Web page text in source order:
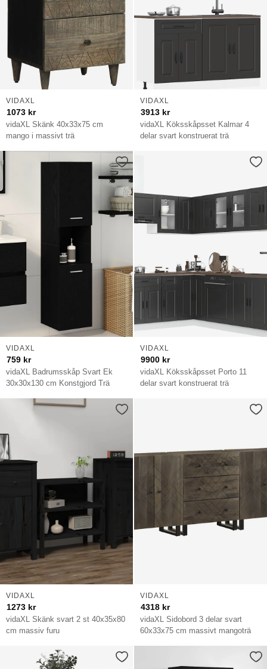
vidaXL Skänk 40x33x75 cm
mango i massivt trä
VIDAXL
1073 kr
vidaXL Köksskåpsset Kalmar 4
delar svart konstruerat trä
VIDAXL
3913 kr
vidaXL Badrumsskåp Svart Ek
30x30x130 cm Konstgjord Trä
VIDAXL
759 kr
vidaXL Köksskåpsset Porto 11
delar svart konstruerat trä
VIDAXL
9900 kr
vidaXL Skänk svart 2 st 40x35x80
cm massiv furu
VIDAXL
1273 kr
vidaXL Sidobord 3 delar svart
60x33x75 cm massivt mangoträ
VIDAXL
4318 kr